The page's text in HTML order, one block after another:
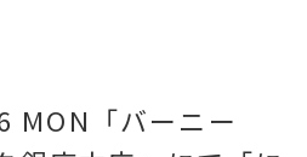
「バーニー